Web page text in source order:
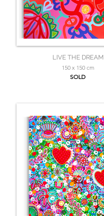
LIVE THE DREAM
150 x 150 cm
SOLD